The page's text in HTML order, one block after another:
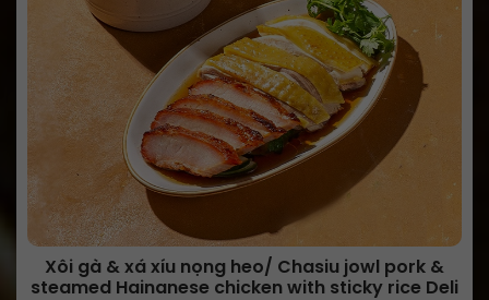
Xôi gà & xá xíu nọng heo/ Chasiu jowl pork &
steamed Hainanese chicken with sticky rice Deli